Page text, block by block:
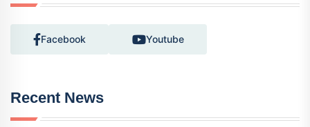
Facebook Youtube
Recent News